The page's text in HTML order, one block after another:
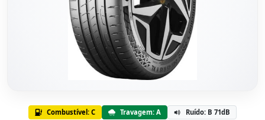
Combustível: C Travagem: A Ruído: B 71dB